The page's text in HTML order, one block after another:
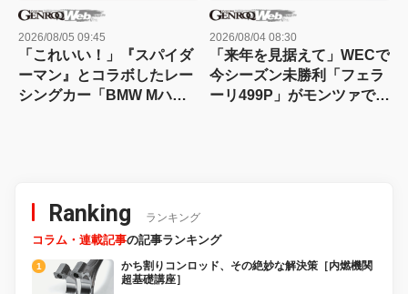
2026/08/05 09:45
「これいい！」『スパイダ
ーマン』とコラボしたレー
シングカー「BMW Mハイ
2026/08/04 08:30
「来年を見据えて」WECで
今シーズン未勝利「フェラ
ーリ499P」がモンツァで改
Ranking ランキング
コラム・連載記事の記事ランキング
かち割りコンロッド、その絶妙な解決策［内燃機関
超基礎講座］